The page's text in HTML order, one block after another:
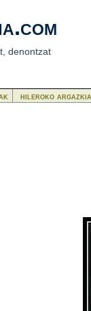
denontzat
hileroko